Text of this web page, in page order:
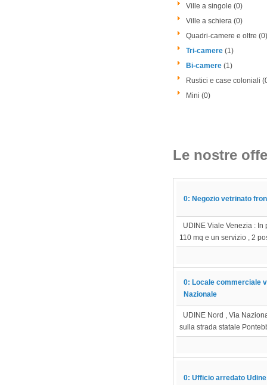
Ville a singole (0)
Ville a schiera (0)
Quadri-camere e oltre (0)
Tri-camere (1)
Bi-camere (1)
Rustici e case coloniali
Mini (0)
Le nostre
0: Negozio vetrinato
UDINE Viale Venezia :
110 mq e un servizio , 2
0: Locale commerciale
Nazionale
UDINE Nord , Via
sulla strada statale
0: Ufficio arredato